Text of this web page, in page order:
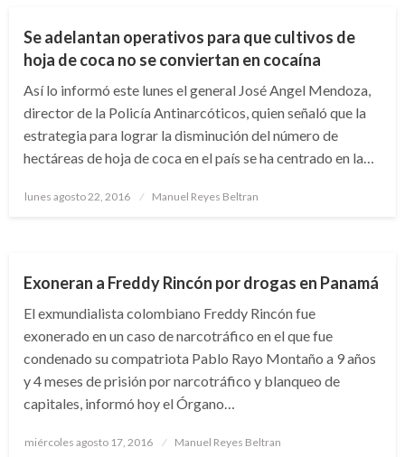
Se adelantan operativos para que cultivos de
hoja de coca no se conviertan en cocaína
Así lo informó este lunes el general José Angel Mendoza,
director de la Policía Antinarcóticos, quien señaló que la
estrategia para lograr la disminución del número de
hectáreas de hoja de coca en el país se ha centrado en la…
Publicado
lunes agosto 22, 2016 Manuel Reyes Beltran
Exoneran a Freddy Rincón por drogas en Panamá
El exmundialista colombiano Freddy Rincón fue
exonerado en un caso de narcotráfico en el que fue
condenado su compatriota Pablo Rayo Montaño a 9 años
y 4 meses de prisión por narcotráfico y blanqueo de
capitales, informó hoy el Órgano…
Publicado
miércoles agosto 17, 2016 Manuel Reyes Beltran